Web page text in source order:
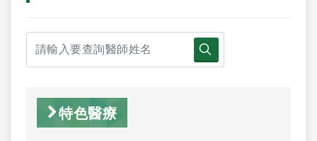
特色醫療